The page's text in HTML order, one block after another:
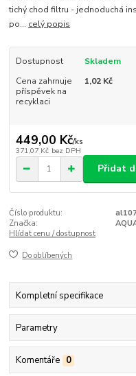
tichý chod filtru - jednoduchá
po... celý popis
Dostupnost
Skladem
Cena zahrnuje
příspěvek na
recyklaci
1,02 Kč
449,00 Kč/ks
371,07 Kč bez DPH
Přidat
Číslo produktu:
Značka:
Hlídat cenu / dostupnost
Do oblíbených
Kompletní specifikace
Parametry
Komentáře 0